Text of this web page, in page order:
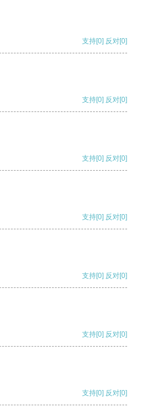
支持[0] 反对[0]
支持[0] 反对[0]
支持[0] 反对[0]
支持[0] 反对[0]
支持[0] 反对[0]
支持[0] 反对[0]
支持[0] 反对[0]